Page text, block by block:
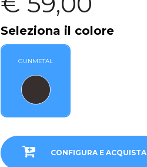
Seleziona il colore
GUNMETAL
CONFIGURA E ACQUISTA